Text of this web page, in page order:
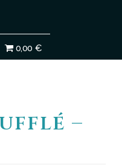
0,00 €
–